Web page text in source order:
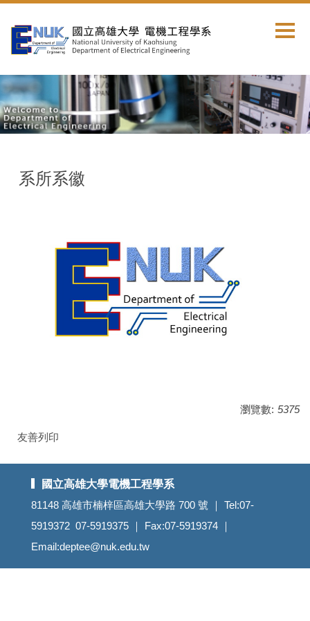
到
內
容
區
系所系徽
瀏覽數: 5375
友善列印
國立高雄大學電機工程學系
81148 高雄市楠梓區高雄大學路 700 號 ｜ Tel:07-
5919372 07-5919375 ｜ Fax:07-5919374 ｜
Email:deptee@nuk.edu.tw